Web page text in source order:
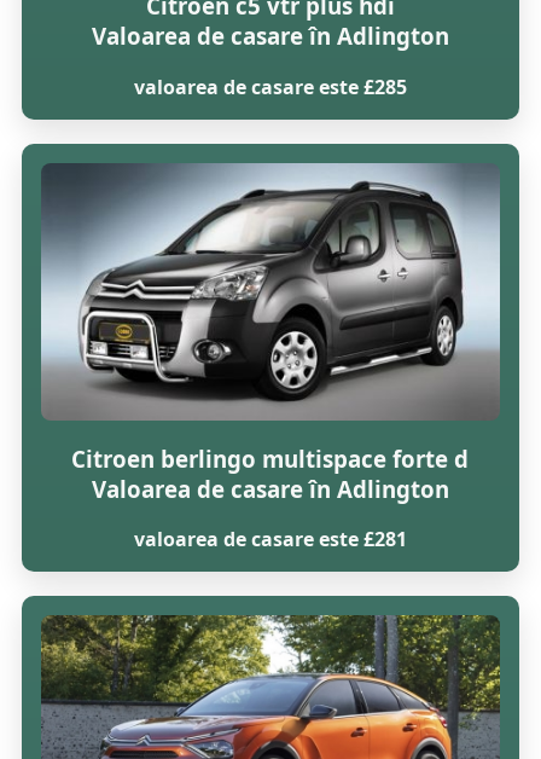
Valoarea de casare în Adlington
valoarea de casare este £285
Citroen berlingo multispace forte d
Valoarea de casare în Adlington
valoarea de casare este £281